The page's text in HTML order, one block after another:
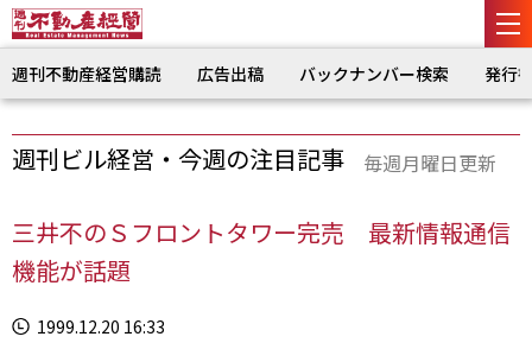
週刊不動産経営購読 広告出稿 バックナンバー検索 発行
週刊ビル経営・今週の注目記事 毎週月曜日更新
三井不のＳフロントタワー完売 最新情報通信
機能が話題
1999.12.20 16:33